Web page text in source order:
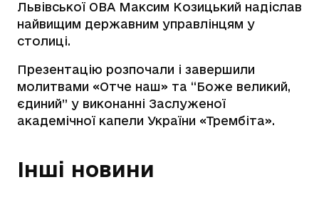
Львівської ОВА Максим Козицький надіслав
найвищим державним управлінцям у
столиці.
Презентацію розпочали і завершили
молитвами «Отче наш» та “Боже великий,
єдиний” у виконанні Заслуженої
академічної капели України «Трембіта».
Інші новини